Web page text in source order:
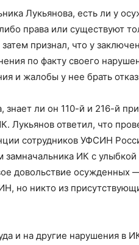
Лукьянова, есть ли у
права или существуют
признал, что у
по факту своего
и жалобы у нее брать
знает ли он 110-й и 216-й
Лукьянов ответил, что
сотрудников УФСИН
замначальника ИК с
довольствие осужденных
но никто из
и на другие нарушения в